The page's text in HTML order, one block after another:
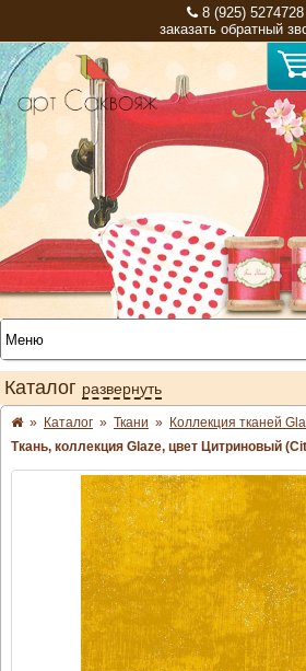
8 (925) 5274728
заказать обратный
Каталог развернуть
» Каталог » Ткани » Коллекция тканей
Ткань, коллекция Glaze, цвет Цитриновый